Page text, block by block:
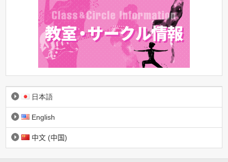
日本語
English
中文 (中国)